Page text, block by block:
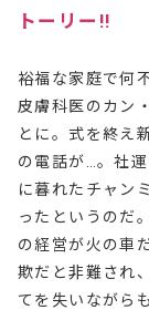
トーリー!!
裕福な家庭で何
皮膚科医のカン
とに。式を終え
の電話が…。社
に暮れたチャン
ったというのだ
の経営が火の車
欺だと非難され
てを失いながら